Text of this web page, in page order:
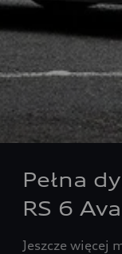
Pełna
RS 6
Jeszcze więcej